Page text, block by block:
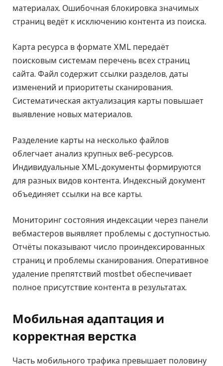
материалах. Ошибочная блокировка значимых
страниц ведёт к исключению контента из поиска.
Карта ресурса в формате XML передаёт
поисковым системам перечень всех страниц
сайта. Файл содержит ссылки разделов, даты
изменений и приоритеты сканирования.
Систематическая актуализация карты повышает
выявление новых материалов.
Разделение карты на несколько файлов
облегчает анализ крупных веб-ресурсов.
Индивидуальные XML-документы формируются
для разных видов контента. Индексный документ
объединяет ссылки на все карты.
Мониторинг состояния индексации через панели
вебмастеров выявляет проблемы с доступностью.
Отчёты показывают число проиндексированных
страниц и проблемы сканирования. Оперативное
удаление препятствий mostbet обеспечивает
полное присутствие контента в результатах.
Мобильная адаптация и
корректная верстка
Часть мобильного трафика превышает половину